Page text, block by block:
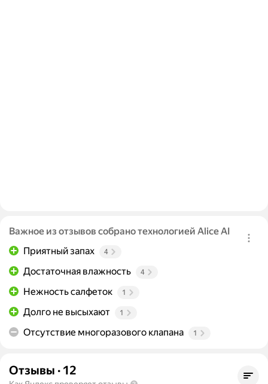
Важное из отзывов собрано технологией Alice AI
Приятный запах
4
Достаточная влажность 4
Нежность салфеток 1
Долго не высыхают 1
Отсутствие многоразового клапана 1
Отзывы · 12